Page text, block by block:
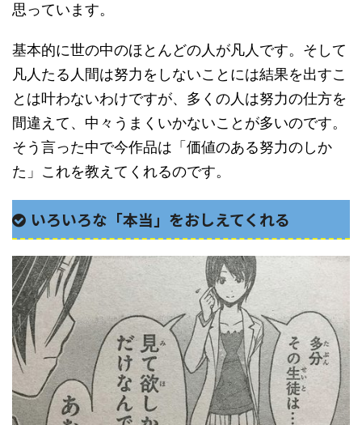
思っています。
基本的に世の中のほとんどの人が凡人です。そして
凡人たる人間は努力をしないことには結果を出すこ
とは叶わないわけですが、多くの人は努力の仕方を
間違えて、中々うまくいかないことが多いのです。
そう言った中で今作品は「価値のある努力のしか
た」これを教えてくれるのです。
いろいろな「本当」をおしえてくれる